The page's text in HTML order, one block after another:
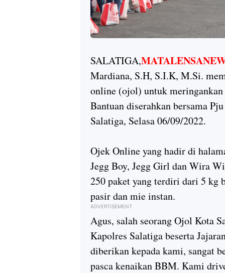
SALATIGA,
Mardiana, S.H, S.I.K, M.Si.
online (ojol) untuk
Bantuan diserahkan bersama
Salatiga, Selasa 06/09/2022.
Ojek Online yang hadir di
Jegg Boy, Jegg Girl dan Wira
250 paket yang terdiri dari 5 kg
pasir dan mie instan.
ADVERTISEMENT
Agus, salah seorang Ojol Kota
Kapolres Salatiga beserta
diberikan kepada kami, sangat
pasca kenaikan BBM. Kami